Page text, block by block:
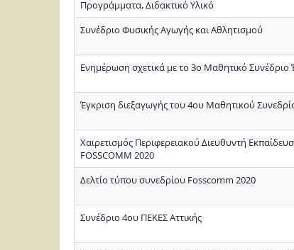
Προγράμματα, Διδακτικό Υλικό
Συνέδριο Φυσικής Αγωγής και Αθλητισμού
Ενημέρωση σχετικά με το 3ο Μαθητικό Συνέδριο
Έγκριση διεξαγωγής του 4ου Μαθητικού
Χαιρετισμός Περιφερειακού Διευθυντή
FOSSCOMM 2020
Δελτίο τύπου συνεδρίου Fosscomm 2020
Συνέδριο 4ου ΠΕΚΕΣ Αττικής